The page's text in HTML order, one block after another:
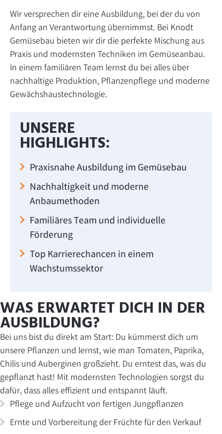
Wir versprechen dir eine Ausbildung, bei der du von
Anfang an Verantwortung übernimmst. Bei Knodt
Gemüsebau bieten wir dir die perfekte Mischung aus
Praxis und modernsten Techniken im Gemüseanbau.
In einem familiären Team lernst du bei alles über
nachhaltige Produktion, Pflanzenpflege und moderne
Gewächshaustechnologie.
UNSERE
HIGHLIGHTS:
Praxisnahe Ausbildung im Gemüsebau
Nachhaltigkeit und moderne
Anbaumethoden
Familiäres Team und individuelle
Förderung
Top Karrierechancen in einem
Wachstumssektor
WAS ERWARTET DICH IN DER
AUSBILDUNG?
Bei uns bist du direkt am Start: Du kümmerst dich um
unsere Pflanzen und lernst, wie man Tomaten, Paprika,
Chilis und Auberginen großzieht. Du erntest das, was du
gepflanzt hast! Mit modernsten Technologien sorgst du
dafür, dass alles effizient und entspannt läuft.
Pflege und Aufzucht von fertigen Jungpflanzen
Ernte und Vorbereitung der Früchte für den Verkauf